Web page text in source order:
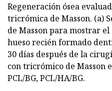
Regeneración ósea
tricrómica de Masson. (a)
de Masson para mostrar
hueso recién formado
30 días después de la
con tricrómico de Masson
PCL/BG, PCL/HA/BG.